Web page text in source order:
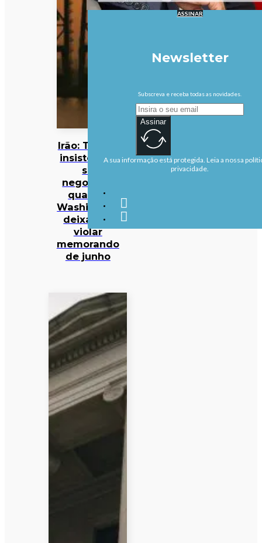
Irão: Teerão
insiste que
só
negociará
quando
Washington
deixar de
violar
memorando
de junho
ASSINAR
Newsletter
Subscreva e receba todas as novidades.
Assinar
A sua informação está protegida. Leia a nossa
privacidade.